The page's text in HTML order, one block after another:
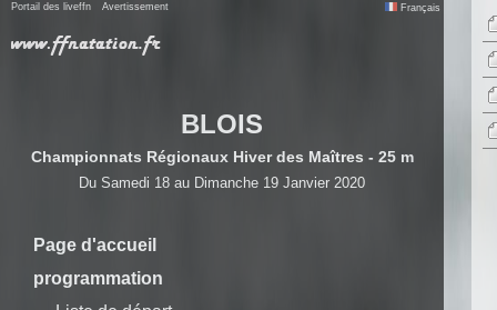
Portail des liveffn Avertissement Français
BLOIS
Championnats Régionaux Hiver des Maîtres - 25 m
Du Samedi 18 au Dimanche 19 Janvier 2020
Page d'accueil
programmation